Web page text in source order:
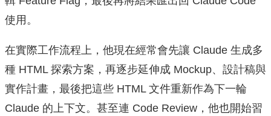
使用。
在實際工作流程上，他現在經常會先讓 Claude 生成多
種 HTML 探索方案，再逐步延伸成 Mockup、設計稿與
實作計畫，最後把這些 HTML 文件重新作為下一輪
Claude 的上下文。甚至連 Code Review，他也開始習